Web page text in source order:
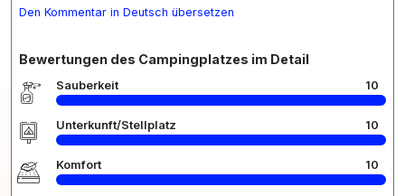
Den Kommentar in Deutsch übersetzen
Bewertungen des Campingplatzes im Detail
Sauberkeit 10
Unterkunft/Stellplatz 10
Komfort 10